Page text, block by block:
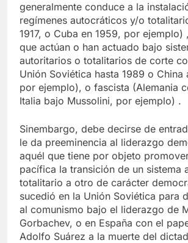
generalmente conduce a la
regímenes autocráticos y/o
1917, o Cuba en 1959, por
que actúan o han actuado bajo
autoritarios o totalitarios de corte
Unión Soviética hasta 1989 o China
por ejemplo), o fascista (Alemania
Italia bajo Mussolini, por ejemplo) .
Sinembargo, debe decirse de
le da preeminencia al liderazgo
aquél que tiene por objeto
pacífica la transición de un sistema
totalitario a otro de carácter
sucedió en la Unión Soviética para
al comunismo bajo el liderazgo de
Gorbachev, o en España con el
Adolfo Suárez a la muerte del